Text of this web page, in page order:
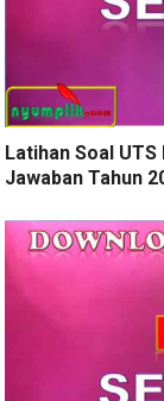
Latihan Soal
Jawaban Tahun